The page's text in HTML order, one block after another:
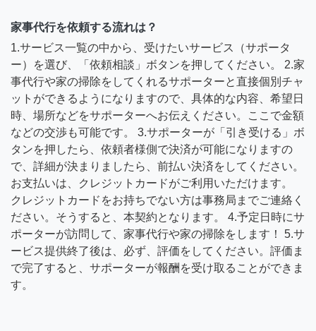
家事代行を依頼する流れは？
1.サービス一覧の中から、受けたいサービス（サポータ
ー）を選び、「依頼相談」ボタンを押してください。 2.家
事代行や家の掃除をしてくれるサポーターと直接個別チャ
ットができるようになりますので、具体的な内容、希望日
時、場所などをサポーターへお伝えください。ここで金額
などの交渉も可能です。 3.サポーターが「引き受ける」ボ
タンを押したら、依頼者様側で決済が可能になりますの
で、詳細が決まりましたら、前払い決済をしてください。
お支払いは、クレジットカードがご利用いただけます。
クレジットカードをお持ちでない方は事務局までご連絡く
ださい。そうすると、本契約となります。 4.予定日時にサ
ポーターが訪問して、家事代行や家の掃除をします！ 5.サ
ービス提供終了後は、必ず、評価をしてください。評価ま
で完了すると、サポーターが報酬を受け取ることができま
す。